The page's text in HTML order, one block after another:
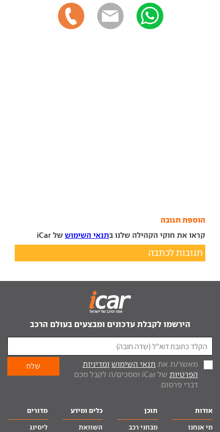
הוספת תגובה
קראו את חוקי הקהילה שלנו בתנאי השימוש של iCar
תגובות לכתבה
הירשמו לקבלת עדכונים ומבצעים בעולם הרכב
מאשר/ת את תנאי השימוש ומדיניות
הפרטיות
של iCar ומסכים/ה לקבל מכם
דברי פרסום.
אודות
מי אנחנו
תוכן
מבחני רכב
כלים ומידע
השוואת
מדורים
ליסינג